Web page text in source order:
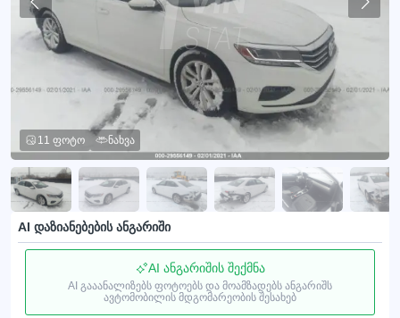
11 ფოტო ნახვა
AI დაზიანებების ანგარიში
AI ანგარიშის შექმნა
AI გააანალიზებს ფოტოებს და მოამზადებს ანგარიშს
ავტომობილის მდგომარეობის შესახებ